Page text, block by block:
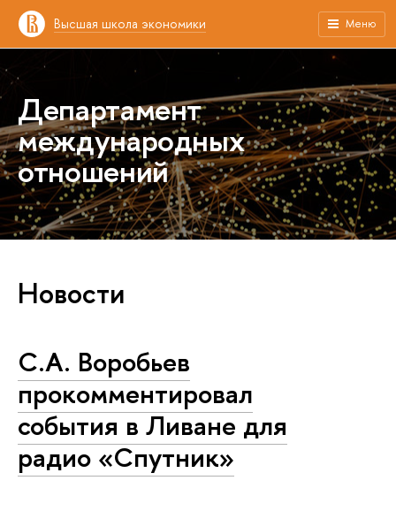
Высшая школа экономики Меню
Департамент
международных
отношений
Новости
С.А. Воробьев
прокомментировал
события в Ливане для
радио «Спутник»